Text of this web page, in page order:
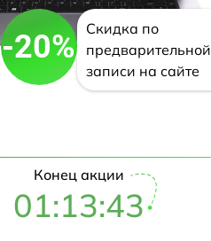
-20%
Скидка по
предварительной
записи на сайте
Конец акции
01:13:42